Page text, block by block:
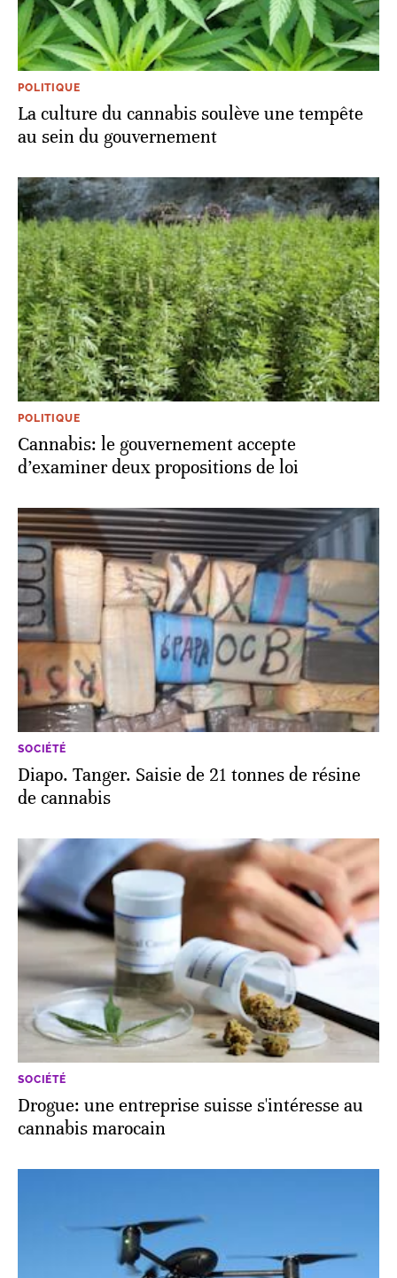
POLITIQUE
La culture du cannabis soulève une tempête
au sein du gouvernement
POLITIQUE
Cannabis: le gouvernement accepte
d’examiner deux propositions de loi
SOCIÉTÉ
Diapo. Tanger. Saisie de 21 tonnes de résine
de cannabis
SOCIÉTÉ
Drogue: une entreprise suisse s'intéresse au
cannabis marocain